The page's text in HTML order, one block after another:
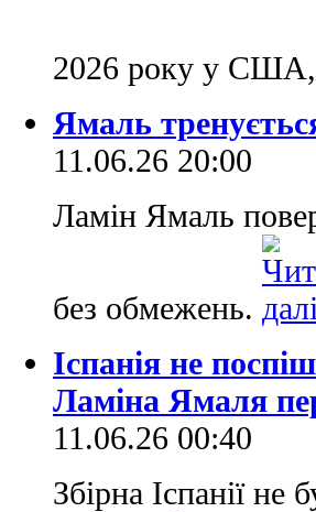
2026 року у США,
Ямаль
11.06.26 20:00
Ламін Ямаль
без обмежень.
Іспанія не
Ламіна Ямаля
11.06.26 00:40
Збірна Іспанії